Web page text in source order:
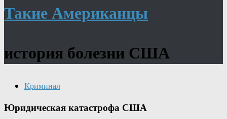
Такие Американцы
история болезни США
Криминал
Юридическая катастрофа США